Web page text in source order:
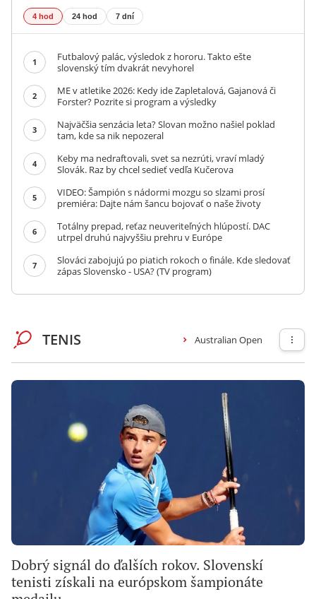
4 hod 24 hod 7 dní
1
Futbalový palác, výsledok z hororu. Takto ešte
slovenský tím dvakrát nevyhorel
2
ME v atletike 2026: Kedy ide Zapletalová, Gajanová či
Forster? Pozrite si program a výsledky
3
Najväčšia senzácia leta? Slovan možno našiel poklad
tam, kde sa nik nepozeral
4
Keby ma nedraftovali, svet sa nezrúti, vraví mladý
Slovák. Raz by chcel sedieť vedľa Kučerova
5
VIDEO: Šampión s nádormi mozgu so slzami prosí
premiéra: Dajte nám šancu bojovať o naše životy
6
Totálny prepad, reťaz neuveriteľných hlúpostí. DAC
utrpel druhú najvyššiu prehru v Európe
7
Slováci zabojujú po piatich rokoch o finále. Kde sledovať
zápas Slovensko - USA? (TV program)
TENIS Australian Open
Dobrý signál do ďalších rokov. Slovenskí
tenisti získali na európskom šampionáte